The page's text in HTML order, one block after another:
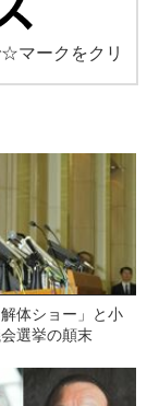
☆マークをクリ
体ショー」と小
選挙の顛末